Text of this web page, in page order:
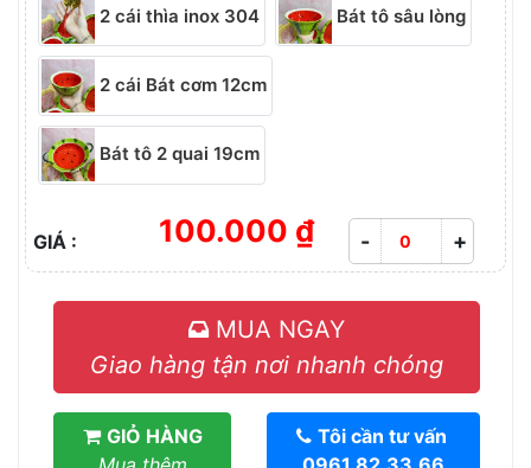
2 cái thìa inox 304 Bát tô sâu lòng
2 cái Bát cơm 12cm
Bát tô 2 quai 19cm
GIÁ : 100.000 ₫ - +
MUA NGAY
Giao hàng tận nơi nhanh chóng
GIỎ HÀNG
Tôi cần tư vấn